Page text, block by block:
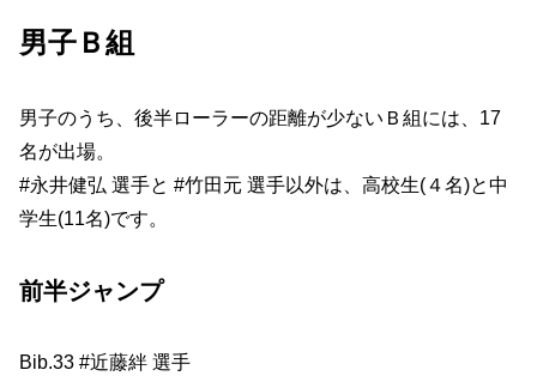
男子Ｂ組
男子のうち、後半ローラーの距離が少ないＢ組には、17
名が出場。
#永井健弘 選手と #竹田元 選手以外は、高校生(４名)と中
学生(11名)です。
前半ジャンプ
Bib.33 #近藤絆 選手